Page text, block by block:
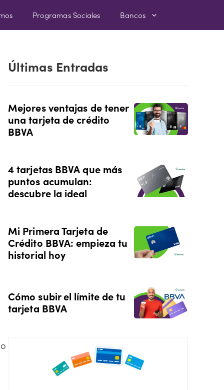
Programas Sociales Bancos
Últimas Entradas
Mejores ventajas de tener
una tarjeta de crédito
BBVA
4 tarjetas BBVA que más
puntos acumulan:
descubre la ideal
Mi Primera Tarjeta de
Crédito BBVA: empieza tu
historial hoy
Cómo subir el límite de tu
tarjeta BBVA